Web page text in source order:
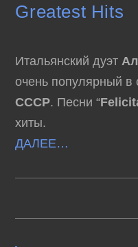
Greatest Hits
Итальянский дуэт
очень популярный в
СССР. Песни “
хиты.
ДАЛЕЕ…
BANO